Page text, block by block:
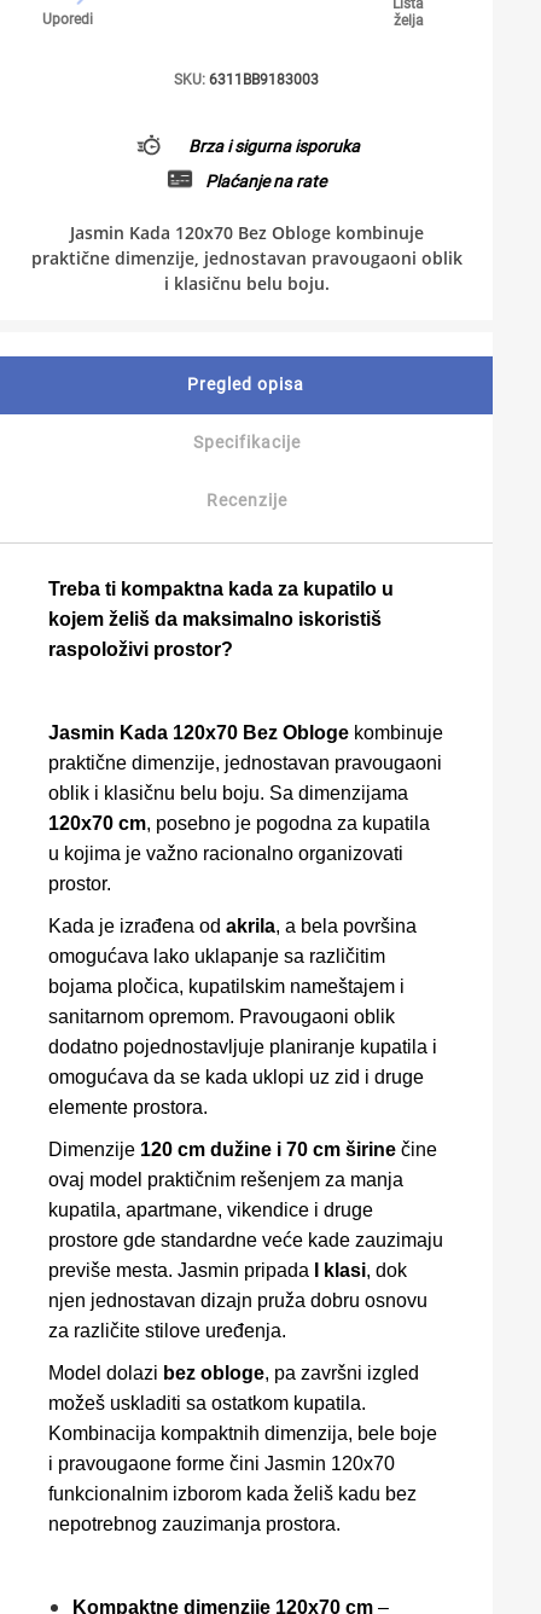
Uporedi
Lista
želja
SKU: 6311BB9183003
Brza i sigurna isporuka
Plaćanje na rate
Jasmin Kada 120x70 Bez Obloge kombinuje
praktične dimenzije, jednostavan pravougaoni oblik
i klasičnu belu boju.
Pregled opisa
Specifikacije
Recenzije
Treba ti kompaktna kada za kupatilo u
kojem želiš da maksimalno iskoristiš
raspoloživi prostor?
Jasmin Kada 120x70 Bez Obloge kombinuje
praktične dimenzije, jednostavan pravougaoni
oblik i klasičnu belu boju. Sa dimenzijama
120x70 cm, posebno je pogodna za kupatila
u kojima je važno racionalno organizovati
prostor.
Kada je izrađena od akrila, a bela površina
omogućava lako uklapanje sa različitim
bojama pločica, kupatilskim nameštajem i
sanitarnom opremom. Pravougaoni oblik
dodatno pojednostavljuje planiranje kupatila i
omogućava da se kada uklopi uz zid i druge
elemente prostora.
Dimenzije 120 cm dužine i 70 cm širine čine
ovaj model praktičnim rešenjem za manja
kupatila, apartmane, vikendice i druge
prostore gde standardne veće kade zauzimaju
previše mesta. Jasmin pripada
I klasi, dok
njen jednostavan dizajn pruža dobru osnovu
za različite stilove uređenja.
Model dolazi bez obloge, pa završni izgled
možeš uskladiti sa ostatkom kupatila.
Kombinacija kompaktnih dimenzija, bele boje
i pravougaone forme čini Jasmin 120x70
funkcionalnim izborom kada želiš kadu bez
nepotrebnog zauzimanja prostora.
Kompaktne dimenzije 120x70 cm –